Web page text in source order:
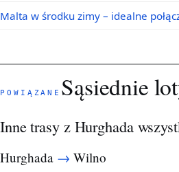
Malta w środku zimy – idealne
POWIĄZANE Sąsiednie
Inne trasy z Hurghada
Hurghada → Wilno